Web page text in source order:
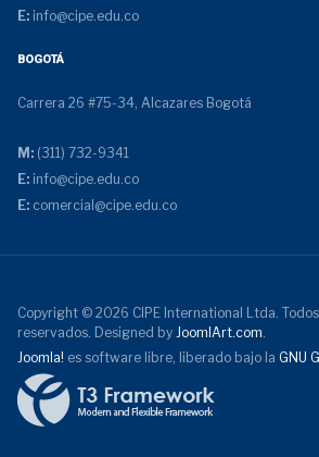
E: info@cipe.edu.co
BOGOTÁ
Carrera 26 #75-34, Alcazares Bogotá
M: (311) 732-9341
E: info@cipe.edu.co
E: comercial@cipe.edu.co
Copyright © 2026 CIPE International Ltda.
reservados. Designed by JoomlArt.com.
Joomla! es software libre, liberado bajo la GNU